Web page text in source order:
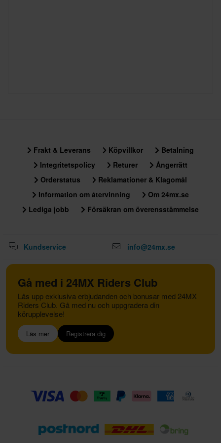
Frakt & Leverans Köpvillkor
Betalning
Integritetspolicy
Returer
Ångerrätt
Orderstatus
Reklamationer & Klagomål
Information om återvinning
Om 24mx.se
Lediga jobb
Försäkran om överensstämmelse
Kundservice info@24mx.se
Gå med i 24MX Riders Club
Lås upp exklusiva erbjudanden och bonusar med 24MX
Riders Club. Gå med nu och uppgradera din
körupplevelse!
Läs mer Registrera dig